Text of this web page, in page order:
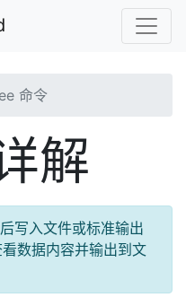
命令
解
写入文件或标准输出
数据内容并输出到文